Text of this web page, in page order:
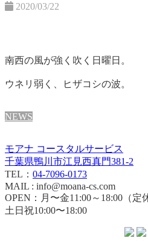
2020/03/22
南西の風が強く吹く日曜日。
ウネリ弱く、ヒザコシの波。
NEWS
モアナ コースタルサービス
千葉県鴨川市江見西真門381-2
TEL： 04-7096-0173
MAIL : info@moana-cs.com
OPEN：月〜金11:00～18:00（
土日祝10:00〜18:00